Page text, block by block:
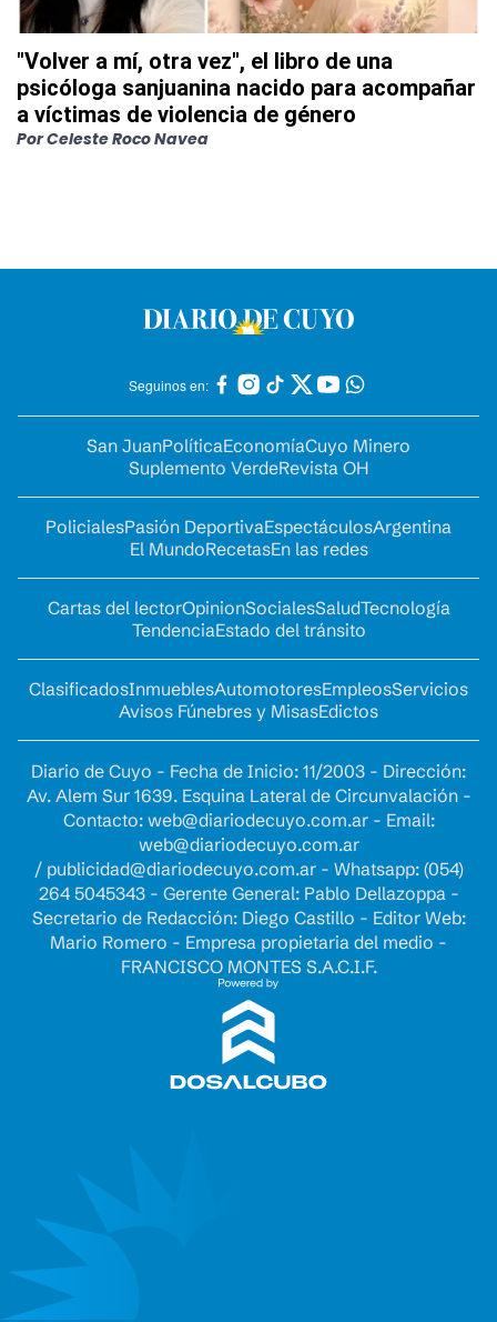
"Volver a mí, otra vez", el libro de una
psicóloga sanjuanina nacido para acompañar
a víctimas de violencia de género
PorCeleste Roco Navea
Seguinos en:
San JuanPolíticaEconomíaCuyo Minero
Suplemento VerdeRevista OH
PolicialesPasión DeportivaEspectáculosArgentina
El MundoRecetasEn las redes
Cartas del lectorOpinionSocialesSaludTecnología
TendenciaEstado del tránsito
ClasificadosInmueblesAutomotoresEmpleosServicios
Avisos Fúnebres y MisasEdictos
Diario de Cuyo - Fecha de Inicio: 11/2003 - Dirección:
Av. Alem Sur 1639. Esquina Lateral de Circunvalación -
Contacto: web@diariodecuyo.com.ar- Email:
web@diariodecuyo.com.ar
/ publicidad@diariodecuyo.com.ar- Whatsapp: (054)
264 5045343 - Gerente General: Pablo Dellazoppa -
Secretario de Redacción: Diego Castillo - Editor Web:
Mario Romero - Empresa propietaria del medio -
FRANCISCO MONTES S.A.C.I.F.